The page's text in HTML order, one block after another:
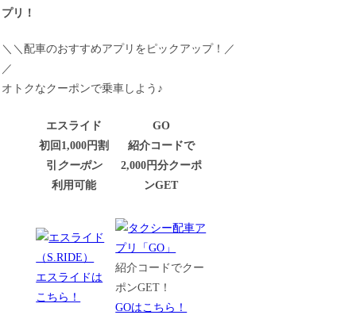
プリ！
＼＼配車のおすすめアプリをピックアップ！／
／
オトクなクーポンで乗車しよう♪
エスライド
初回1,000円割
引 クーポン
利用可能
GO
紹介コードで
2,000円分クーポ
ンGET
エスライドは
こちら！
紹介コードでクー
ポンGET！
GOはこちら！